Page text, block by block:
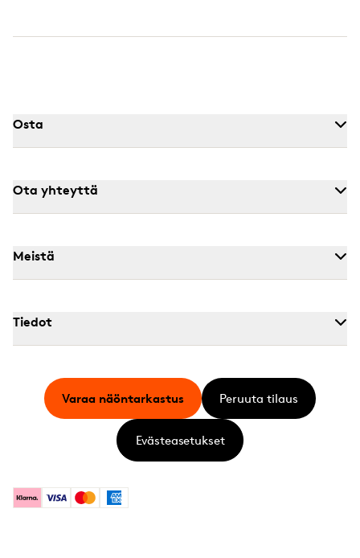
Osta
Ota yhteyttä
Meistä
Tiedot
KlarnaVisa MastercardAmerican Express
Varaa näöntarkastus Peruuta tilaus
Evästeasetukset